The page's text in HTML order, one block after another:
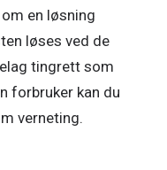
en løsning
løses ved de
tingrett som
forbruker kan du
verneting.